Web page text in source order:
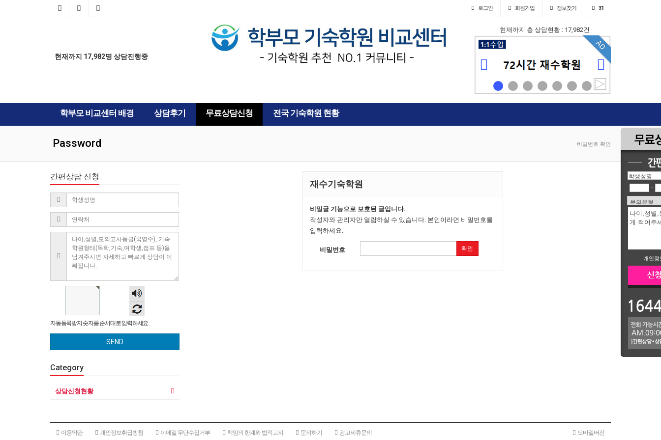
-
개인
로그인 회원가입 정보찾기 31
현재까지 17,982명 상담진행중
현재까지 총 상담현황 : 17,982건
AD AD
학부모 비교센터 배경 상담후기 무료상담신청 전국 기숙학원 현황
Password 비밀번호 확인
재수기숙학원
비밀글 기능으로 보호된 글입니다.
작성자와 관리자만 열람하실 수 있습니다. 본인이라면 비밀번호를
입력하세요.
비밀번호 확인
간편상담 신청
숫자
듣기
자동등록방지 숫자를 순서대로 입력하세요.
SEND
Category
상담신청현황
이용약관 개인정보취급방침 이메일 무단수집거부 책임의 한계와 법적고지 문의하기 광고제휴문의 모바일버전